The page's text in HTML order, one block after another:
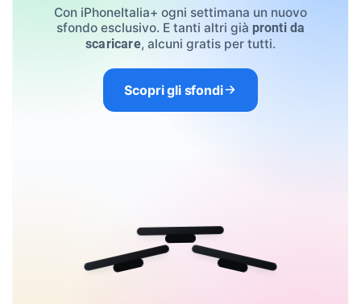
Con iPhoneItalia+ ogni settimana un nuovo
sfondo esclusivo. E tanti altri già pronti da
scaricare, alcuni gratis per tutti.
Scopri gli sfondi